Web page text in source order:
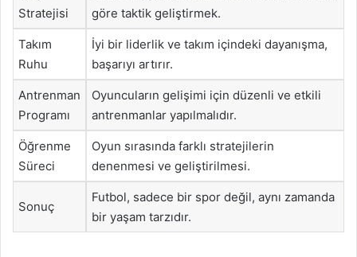
Stratejisi
göre taktik geliştirmek.
Takım
Ruhu
İyi bir liderlik ve takım içindeki dayanışma,
başarıyı artırır.
Antrenman
Programı
Oyuncuların gelişimi için düzenli ve etkili
antrenmanlar yapılmalıdır.
Öğrenme
Süreci
Oyun sırasında farklı stratejilerin
denenmesi ve geliştirilmesi.
Sonuç
Futbol, sadece bir spor değil, aynı zamanda
bir yaşam tarzıdır.